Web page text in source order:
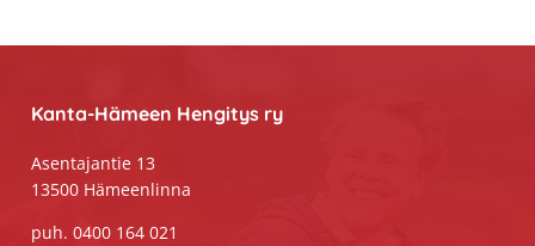
Kanta-Hämeen Hengitys ry
Asentajantie 13
13500 Hämeenlinna
puh. 0400 164 021